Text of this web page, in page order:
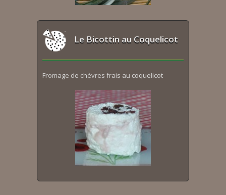
Le Bicottin au Coquelicot
Fromage de chèvres frais au coquelicot